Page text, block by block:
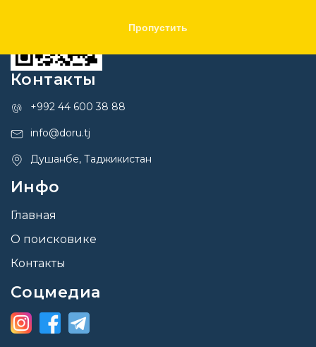
Пропустить
Контакты
+992 44 600 38 88
info@doru.tj
Душанбе, Таджикистан
Инфо
Главная
О поисковике
Контакты
Соцмедиа